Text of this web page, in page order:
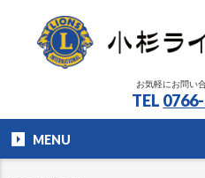
お気軽にお問い
TEL
MENU